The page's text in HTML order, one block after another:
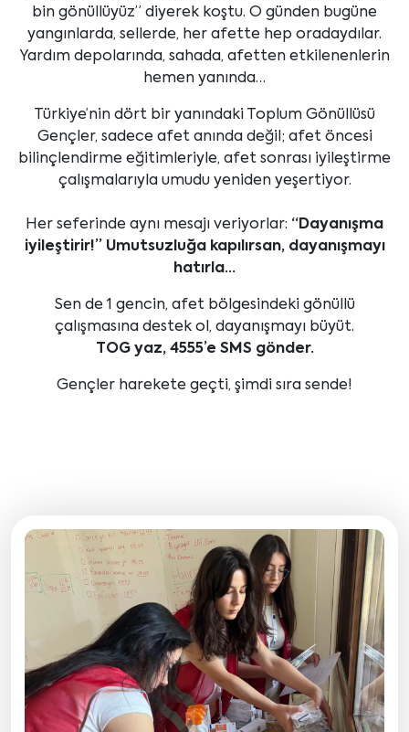
bin gönüllüyüz” diyerek koştu. O günden bugüne
yangınlarda, sellerde, her afette hep oradaydılar.
Yardım depolarında, sahada, afetten etkilenenlerin
hemen yanında…
Türkiye’nin dört bir yanındaki Toplum Gönüllüsü
Gençler, sadece afet anında değil; afet öncesi
bilinçlendirme eğitimleriyle, afet sonrası iyileştirme
çalışmalarıyla umudu yeniden yeşertiyor.
Her seferinde aynı mesajı veriyorlar: “Dayanışma
iyileştirir!” Umutsuzluğa kapılırsan, dayanışmayı
hatırla…
Sen de 1 gencin, afet bölgesindeki gönüllü
çalışmasına destek ol, dayanışmayı büyüt.
TOG yaz, 4555’e SMS gönder.
Gençler harekete geçti, şimdi sıra sende!